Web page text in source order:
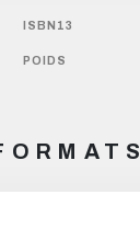
ISBN13
POIDS